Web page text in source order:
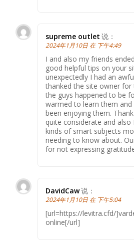
supreme outlet 说：
2024年1月10日 在 下午4:49
I and also my friends
good helpful tips on your
unexpectedly I had an
thanked the site owner for
the guys happened to be
warmed to learn them
been enjoying them.
quite considerate and also
kinds of smart subjects
needing to know about.
for not expressing
DavidCaw说：
2024年1月10日 在 下午5:04
[url=https://levitra.cfd/
online[/url]